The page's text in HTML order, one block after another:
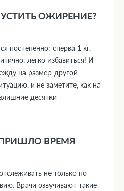
ОЖИРЕНИЕ?
постепенно: сперва 1 кг,
легко избавиться! И
на размер-другой
и не заметите, как на
десятки
ВРЕМЯ
не только по
Врачи озвучивают такие